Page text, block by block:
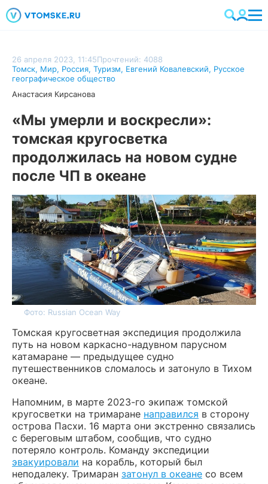
26 апреля 2023, 11:45Прочтений: 4088
Томск, Мир, Россия, Туризм, Евгений Ковалевский, Русское
географическое общество
Анастасия Кирсанова
«Мы умерли и воскресли»:
томская кругосветка
продолжилась на новом судне
после ЧП в океане
Фото: Russian Ocean Way
Томская кругосветная экспедиция продолжила
путь на новом каркасно-надувном парусном
катамаране — предыдущее судно
путешественников сломалось и затонуло в Тихом
океане.
Напомним, в марте 2023-го экипаж томской
кругосветки на тримаране направился в сторону
острова Пасхи. 16 марта они экстренно связались
с береговым штабом, сообщив, что судно
потеряло контроль. Команду экспедиции
эвакуировали на корабль, который был
неподалеку. Тримаран затонул в океане со всем